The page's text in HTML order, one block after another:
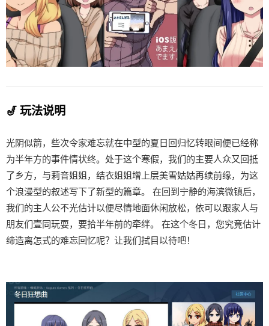
🎷 玩法说明
光阴似箭，些次令家难忘就在中型的夏日回归忆转眼间便已经称
为半年方的事件情状终。处于这个寒假，我们的主要人众又回抵
了乡方，与莉音姐姐，结衣姐姐增上层美雪姑姑再续前缘，为这
个浪漫型的叙述写下了新型的篇章。 在回到宁静的海滨微镇后，
我们的主人公不光估计以便尽情地面休闲放松，依可以跟家人与
朋友们壹同玩耍，要拾半年前的牵绊。 在这个冬日，您究竟估计
缔造离怎式的难忘回忆呢？让我们拭目以待吧！